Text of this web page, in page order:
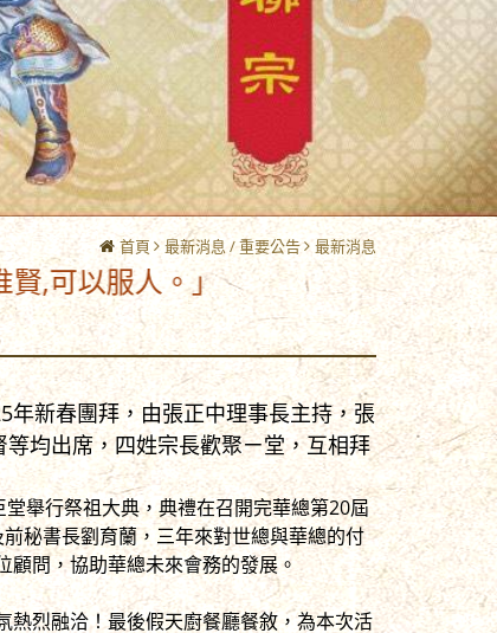
首頁 最新消息 / 重要公告 最新消息
。」
新春團拜，由張正中理事長主持，張
均出席，四姓宗長歡聚ㄧ堂，互相拜
舉行祭祖大典，典禮在召開完華總第20屆
秘書長劉育蘭，三年來對世總與華總的付
顧問，協助華總未來會務的發展。
熱烈融洽！最後假天廚餐廳餐敘，為本次活